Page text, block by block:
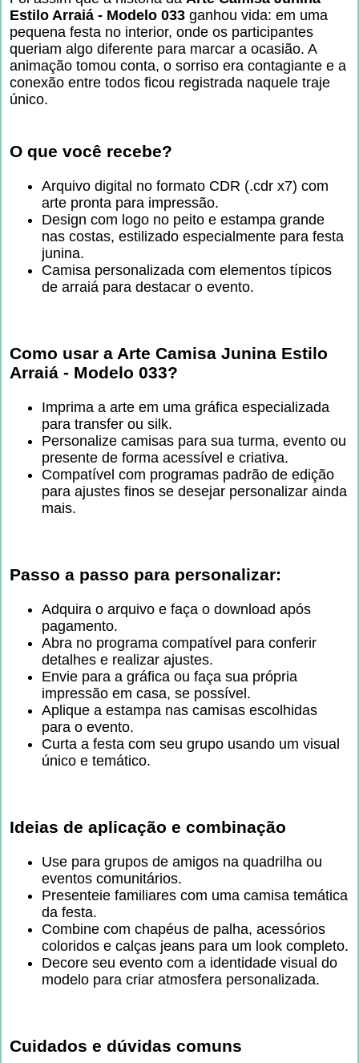
Estilo Arraiá - Modelo 033 ganhou vida: em uma
pequena festa no interior, onde os participantes
queriam algo diferente para marcar a ocasião. A
animação tomou conta, o sorriso era contagiante e a
conexão entre todos ficou registrada naquele traje
único.
O que você recebe?
Arquivo digital no formato CDR (.cdr x7) com
arte pronta para impressão.
Design com logo no peito e estampa grande
nas costas, estilizado especialmente para festa
junina.
Camisa personalizada com elementos típicos
de arraiá para destacar o evento.
Como usar a Arte Camisa Junina Estilo
Arraiá - Modelo 033?
Imprima a arte em uma gráfica especializada
para transfer ou silk.
Personalize camisas para sua turma, evento ou
presente de forma acessível e criativa.
Compatível com programas padrão de edição
para ajustes finos se desejar personalizar ainda
mais.
Passo a passo para personalizar:
Adquira o arquivo e faça o download após
pagamento.
Abra no programa compatível para conferir
detalhes e realizar ajustes.
Envie para a gráfica ou faça sua própria
impressão em casa, se possível.
Aplique a estampa nas camisas escolhidas
para o evento.
Curta a festa com seu grupo usando um visual
único e temático.
Ideias de aplicação e combinação
Use para grupos de amigos na quadrilha ou
eventos comunitários.
Presenteie familiares com uma camisa temática
da festa.
Combine com chapéus de palha, acessórios
coloridos e calças jeans para um look completo.
Decore seu evento com a identidade visual do
modelo para criar atmosfera personalizada.
Cuidados e dúvidas comuns